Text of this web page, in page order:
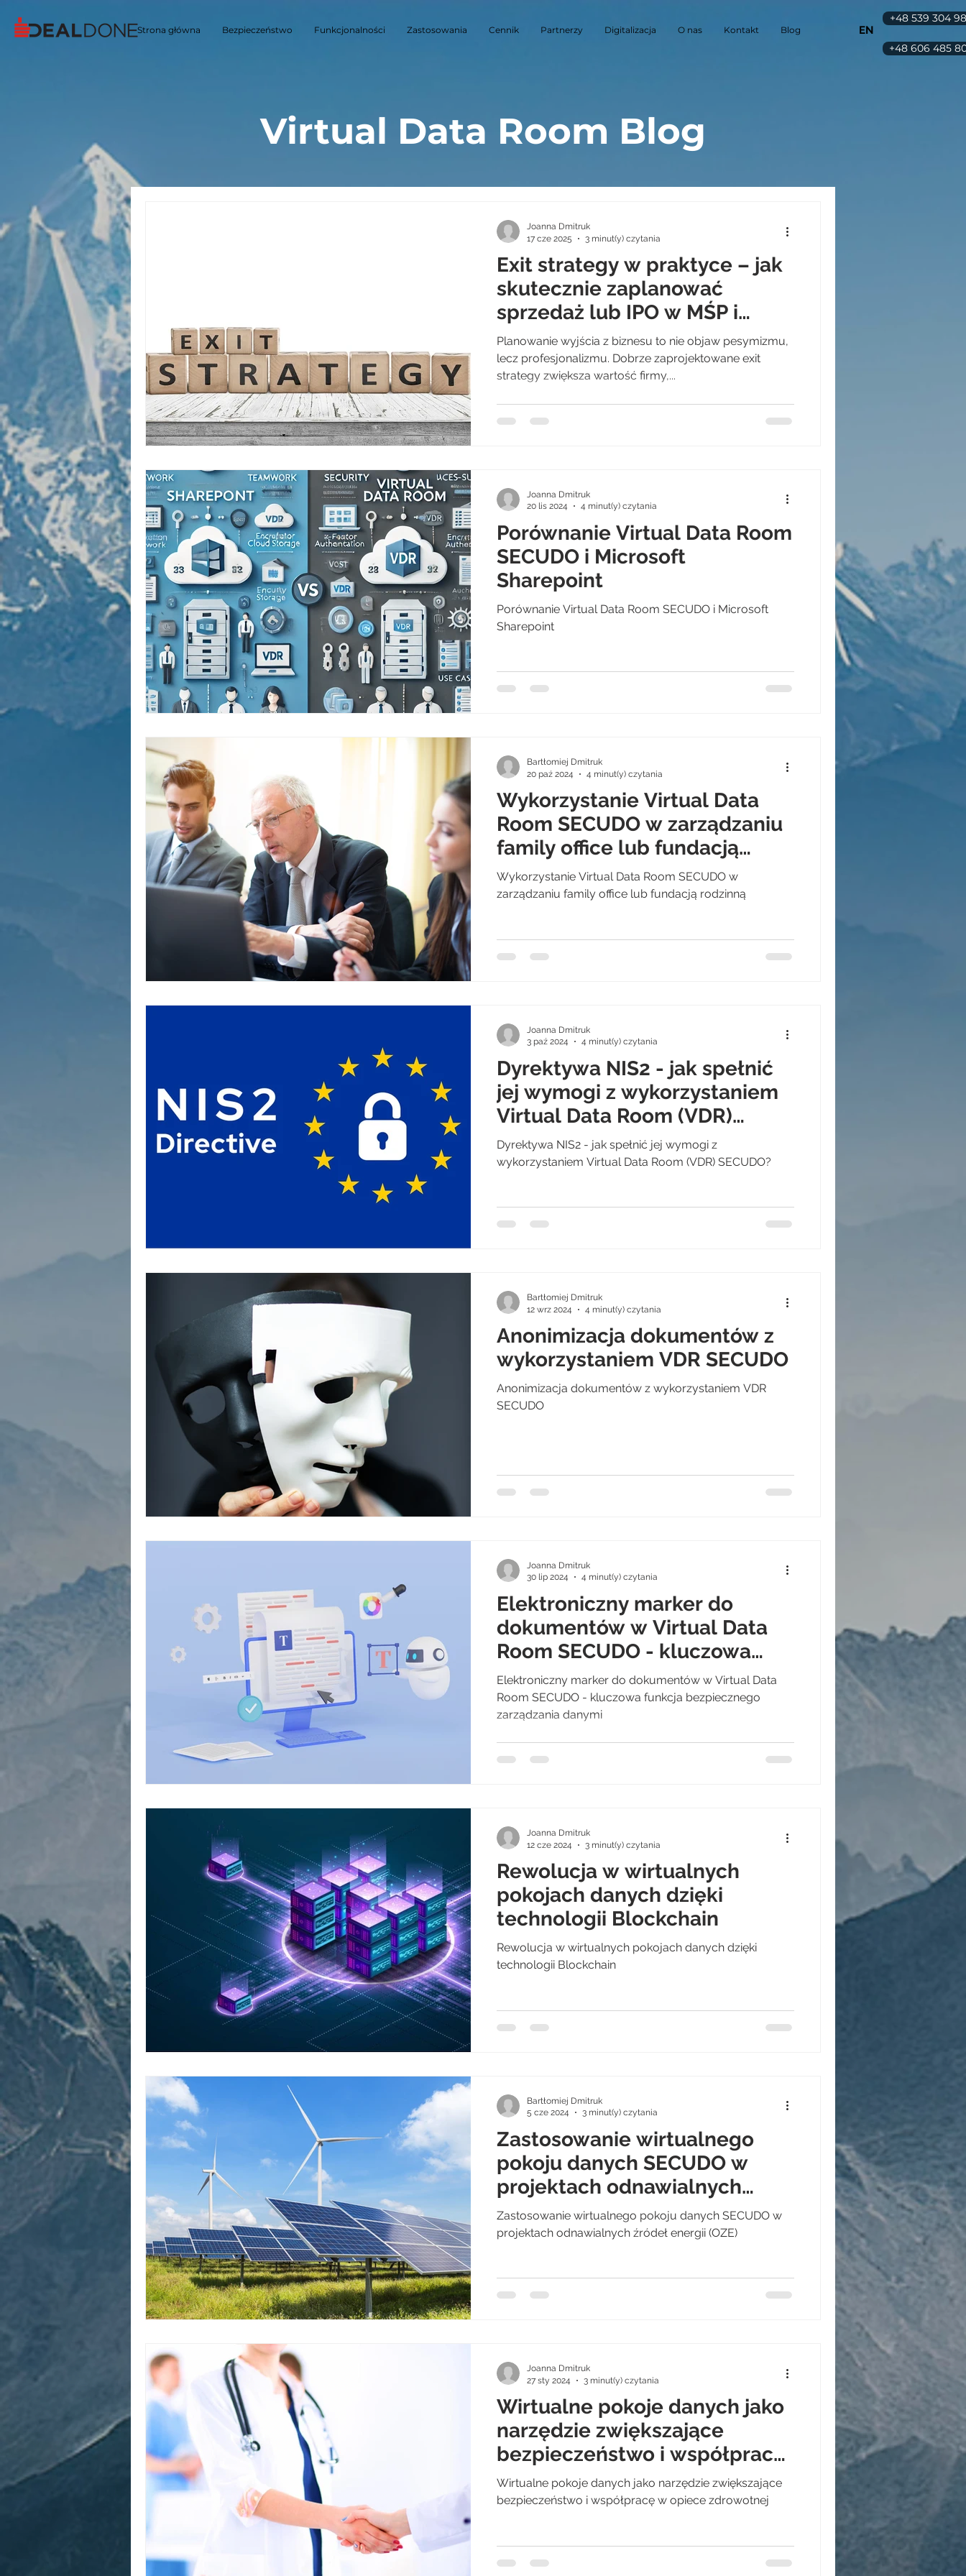
Strona główna Bezpieczeństwo Funkcjonalności Zastosowania Cennik Partnerzy Digitalizacja O nas Kontakt Blog EN
+48 539 304
+48 606 485
Virtual Data Room Blog
Exit strategy w praktyce – jak
skutecznie zaplanować
sprzedaż lub IPO w MŚP i
startupach
Planowanie wyjścia z biznesu to nie objaw pesymizmu,
lecz profesjonalizmu. Dobrze zaprojektowane exit
strategy zwiększa wartość firmy,...
Joanna Dmitruk
17 cze 2025
3 minut(y) czytania
Porównanie Virtual Data Room
SECUDO i Microsoft
Sharepoint
Porównanie Virtual Data Room SECUDO i Microsoft
Sharepoint
Joanna Dmitruk
20 lis 2024
4 minut(y) czytania
Wykorzystanie Virtual Data
Room SECUDO w zarządzaniu
family office lub fundacją
rodzinną
Wykorzystanie Virtual Data Room SECUDO w
zarządzaniu family office lub fundacją rodzinną
Bartłomiej Dmitruk
20 paź 2024
4 minut(y) czytania
Dyrektywa NIS2 - jak spełnić
jej wymogi z wykorzystaniem
Virtual Data Room (VDR)
SECUDO?
Dyrektywa NIS2 - jak spełnić jej wymogi z
wykorzystaniem Virtual Data Room (VDR) SECUDO?
Joanna Dmitruk
3 paź 2024
4 minut(y) czytania
Anonimizacja dokumentów z
wykorzystaniem VDR SECUDO
Anonimizacja dokumentów z wykorzystaniem VDR
SECUDO
Bartłomiej Dmitruk
12 wrz 2024
4 minut(y) czytania
Elektroniczny marker do
dokumentów w Virtual Data
Room SECUDO - kluczowa
funkcja bezpiecznego
zarządzania danymi
Elektroniczny marker do dokumentów w Virtual Data
Room SECUDO - kluczowa funkcja bezpiecznego
zarządzania danymi
Joanna Dmitruk
30 lip 2024
4 minut(y) czytania
Rewolucja w wirtualnych
pokojach danych dzięki
technologii Blockchain
Rewolucja w wirtualnych pokojach danych dzięki
technologii Blockchain
Joanna Dmitruk
12 cze 2024
3 minut(y) czytania
Zastosowanie wirtualnego
pokoju danych SECUDO w
projektach odnawialnych
źródeł energii (OZE)
Zastosowanie wirtualnego pokoju danych SECUDO w
projektach odnawialnych źródeł energii (OZE)
Bartłomiej Dmitruk
5 cze 2024
3 minut(y) czytania
Wirtualne pokoje danych jako
narzędzie zwiększające
bezpieczeństwo i współpracę
w sektorze opieki medycznej
Wirtualne pokoje danych jako narzędzie zwiększające
bezpieczeństwo i współpracę w opiece zdrowotnej
Joanna Dmitruk
27 sty 2024
3 minut(y) czytania